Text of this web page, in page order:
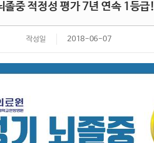
졸중 적정성 평가 7년 연속 1등급!
작성일 2018-06-07